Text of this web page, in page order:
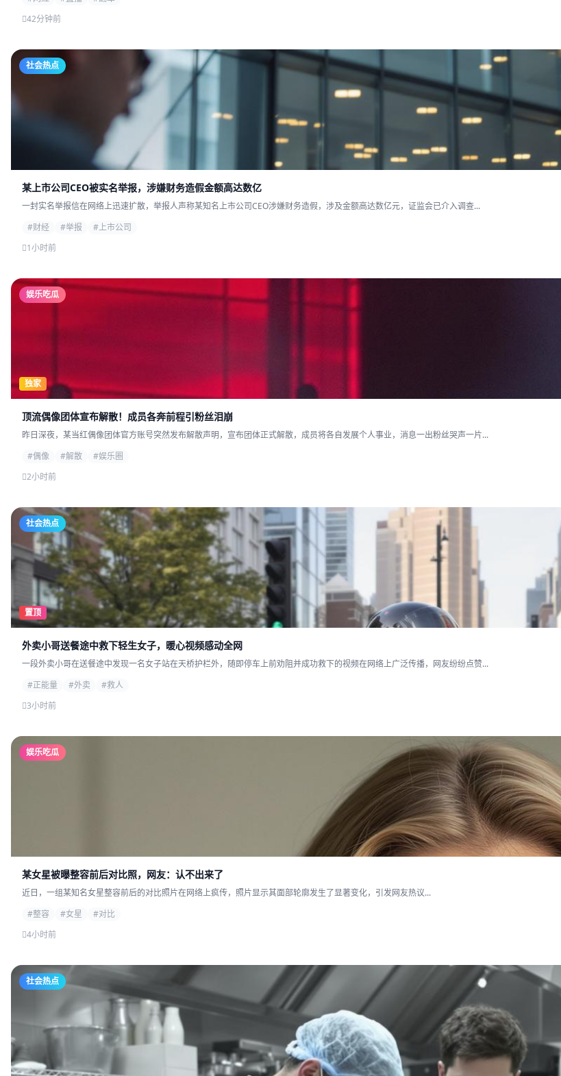
42分钟前
社会热点
某上市公司CEO被实名举报，涉嫌财务造假金额高达数亿
一封实名举报信在网络上迅速扩散，举报人声称某知名上市公司CEO涉嫌财务造假，涉及金额高达数亿元，证监会已介入调查...
#财经
#举报
#上市公司
1小时前
娱乐吃瓜
独家
顶流偶像团体宣布解散！成员各奔前程引粉丝泪崩
昨日深夜，某当红偶像团体官方账号突然发布解散声明，宣布团体正式解散，成员将各自发展个人事业，消息一出粉丝哭声一片...
#偶像
#解散
#娱乐圈
2小时前
社会热点
置顶
外卖小哥送餐途中救下轻生女子，暖心视频感动全网
一段外卖小哥在送餐途中发现一名女子站在天桥护栏外，随即停车上前劝阻并成功救下的视频在网络上广泛传播，网友纷纷点赞...
#正能量
#外卖
#救人
3小时前
娱乐吃瓜
某女星被曝整容前后对比照，网友：认不出来了
近日，一组某知名女星整容前后的对比照片在网络上疯传，照片显示其面部轮廓发生了显著变化，引发网友热议...
#整容
#女星
#对比
4小时前
社会热点